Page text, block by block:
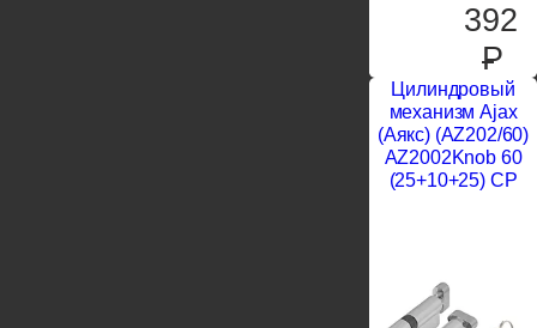
392
P
Цилиндровый
механизм Ajax
(Аякс) (AZ202/60)
AZ2002Knob 60
(25+10+25) CP